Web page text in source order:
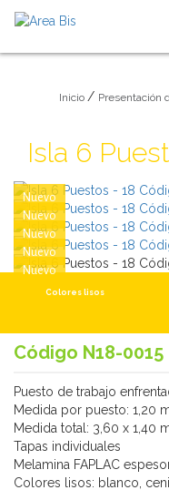
Inicio / Presentación
Isla 6
Nuevo
Nuevo
Nuevo
Nuevo
Nuevo
Colores lisos
Código N18-0015
Puesto de trabajo
Medida por puesto: 1,20
Medida total: 3,60 x 1,40
Tapas individuales
Melamina FAPLAC
Colores lisos: blanco,